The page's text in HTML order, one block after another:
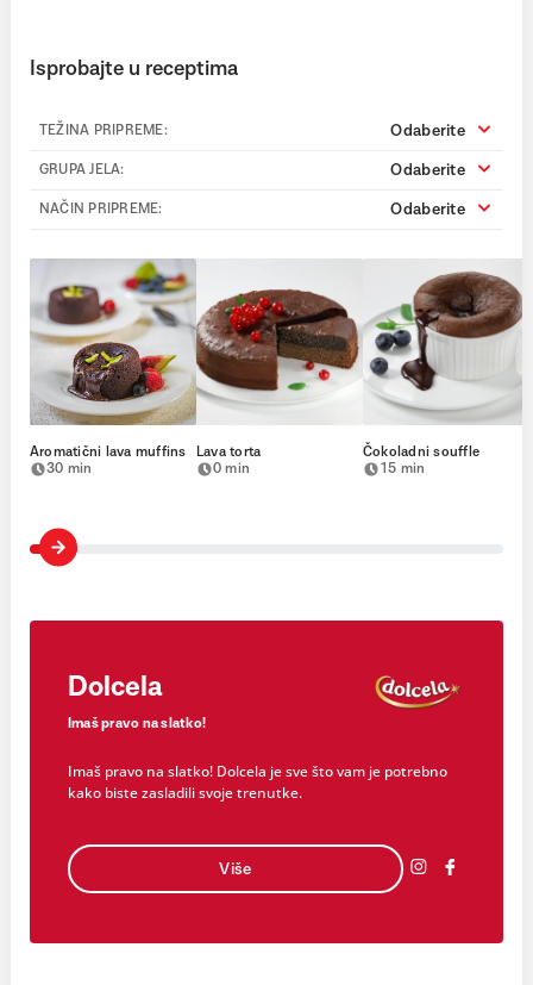
Isprobajte u receptima
TEŽINA PRIPREME: Odaberite
GRUPA JELA: Odaberite
NAČIN PRIPREME: Odaberite
Aromatični lava muffins
30 min
Lava torta
0 min
Čokoladni souffle
15 min
Dolcela
Imaš pravo na slatko!
Imaš pravo na slatko! Dolcela je sve što vam je potrebno
kako biste zasladili svoje trenutke.
Više